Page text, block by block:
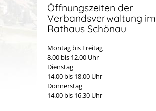
Öffnungszeiten der
Verbandsverwaltung im
Rathaus Schönau
Montag bis Freitag
8.00 bis 12.00 Uhr
Dienstag
14.00 bis 18.00 Uhr
Donnerstag
14.00 bis 16.30 Uhr